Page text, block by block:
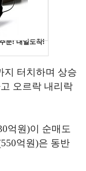
지 터치하며 상승
오르락 내리락
억원)이 순매도
억원)은 동반